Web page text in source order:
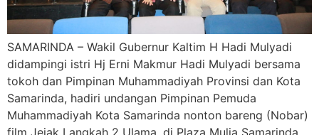
SAMARINDA – Wakil Gubernur Kaltim H Hadi Mulyadi
didampingi istri Hj Erni Makmur Hadi Mulyadi bersama
tokoh dan Pimpinan Muhammadiyah Provinsi dan Kota
Samarinda, hadiri undangan Pimpinan Pemuda
Muhammadiyah Kota Samarinda nonton bareng (Nobar)
film Jejak Langkah 2 Ulama, di Plaza Mulia Samarinda,